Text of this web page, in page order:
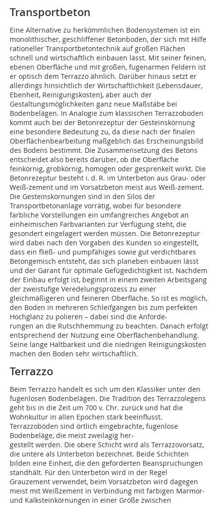
Transportbeton
Eine Alternative zu herkömmlichen Bodensystemen ist ein
monolithischer, geschliffener Betonboden, der sich mit Hilfe
rationeller Transportbetontechnik auf großen Flächen
schnell und wirtschaftlich einbauen lässt. Mit seiner feinen,
ebenen Oberfläche und mit großen, fugenarmen Feldern ist
er optisch dem Terrazzo ähnlich. Darüber hinaus setzt er
allerdings hinsichtlich der Wirtschaftlichkeit (Lebensdauer,
Ebenheit, Reinigungskosten), aber auch der
Gestaltungsmöglichkeiten ganz neue Maßstäbe bei
Bodenbelägen. In Analogie zum klassischen Terrazzoboden
kommt auch bei der Betonrezeptur der Gesteinskörnung
eine besondere Bedeutung zu, da diese nach der finalen
Oberflächenbearbeitung maßgeblich das Erscheinungsbild
des Bodens bestimmt. Die Zusammensetzung des Betons
entscheidet also bereits darüber, ob die Oberfläche
feinkörnig, grobkörnig, homogen oder gesprenkelt wirkt. Die
Betonrezeptur besteht i. d. R. im Unterbeton aus Grau- oder
Weiß-zement und im Vorsatzbeton meist aus Weiß-zement.
Die Gesteinskörnungen sind in den Silos der
Transportbetonanlage vorrätig, wobei für besondere
farbliche Vorstellungen ein umfangreiches Angebot an
einheimischen Farbvarianten zur Verfügung steht, die
gesondert eingelagert werden müssen. Die Betonrezeptur
wird dabei nach den Vorgaben des Kunden so eingestellt,
dass ein fließ- und pumpfähiges sowie gut verdichtbares
Betongemisch entsteht, das sich planeben einbauen lässt
und der Garant für optimale Gefügedichtigkeit ist. Nachdem
der Einbau erfolgt ist, beginnt in einem zweiten Arbeitsgang
der zweistufige Veredelungsprozess zu einer
gleichmäßigeren und feineren Oberfläche. So ist es möglich,
den Boden in mehreren Schleifgängen bis zum perfekten
Hochglanz zu polieren – dabei sind die Anforde-
rungen an die Rutschhemmung zu beachten. Danach erfolgt
entsprechend der Nutzung eine Oberflächenbehandlung.
Seine lange Haltbarkeit und die niedrigen Reinigungskosten
machen den Boden sehr wirtschaftlich.
Terrazzo
Beim Terrazzo handelt es sich um den Klassiker unter den
fugenlosen Bodenbelägen. Die Tradition des Terrazzolegens
geht bis in die Zeit um 700 v. Chr. zurück und hat die
Wohnkultur in allen Epochen stark beeinflusst.
Terrazzoböden sind örtlich eingebrachte, fugenlose
Bodenbeläge, die meist zweilagig her-
gestellt werden. Die obere Schicht wird als Terrazzovorsatz,
die untere als Unterbeton bezeichnet. Beide Schichten
bilden eine Einheit, die den geforderten Beanspruchungen
standhält. Für den Unterbeton wird in der Regel
Grauzement verwendet, beim Vorsatzbeton wird dagegen
meist mit Weißzement in Verbindung mit farbigen Marmor-
und Kalksteinkörnungen in einer Größe zwischen